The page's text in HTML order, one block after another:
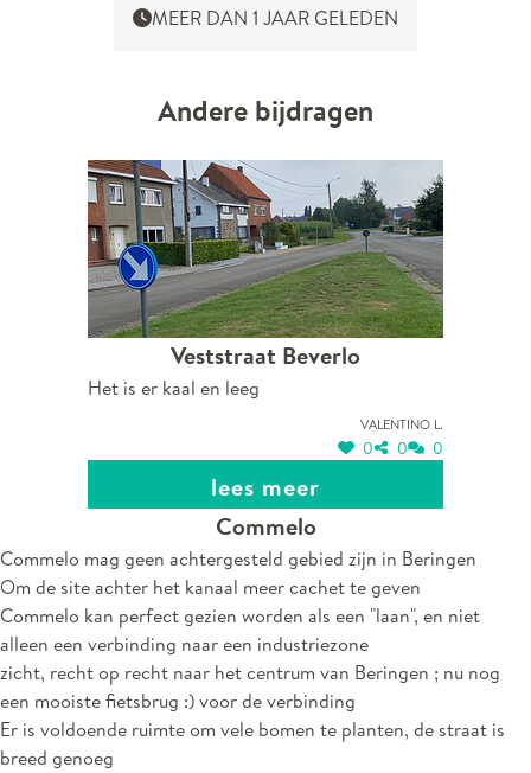
MEER DAN 1 JAAR GELEDEN
Andere bijdragen
Veststraat Beverlo
Het is er kaal en leeg
Valentino L.
0 0 0
lees meer
Commelo
Commelo mag geen achtergesteld gebied zijn in Beringen
Om de site achter het kanaal meer cachet te geven
Commelo kan perfect gezien worden als een "laan", en niet
alleen een verbinding naar een industriezone
zicht, recht op recht naar het centrum van Beringen ; nu nog
een mooiste fietsbrug :) voor de verbinding
Er is voldoende ruimte om vele bomen te planten, de straat is
breed genoeg